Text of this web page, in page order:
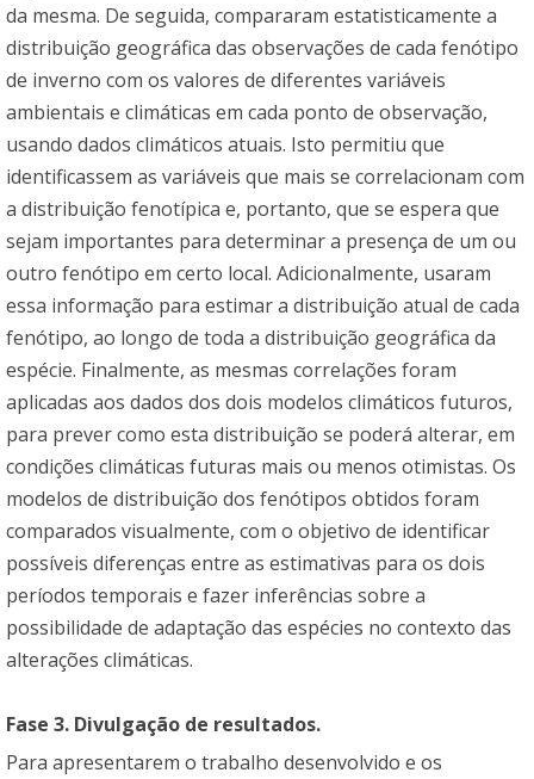
da mesma. De seguida, compararam estatisticamente a
distribuição geográfica das observações de cada fenótipo
de inverno com os valores de diferentes variáveis
ambientais e climáticas em cada ponto de observação,
usando dados climáticos atuais. Isto permitiu que
identificassem as variáveis que mais se correlacionam com
a distribuição fenotípica e, portanto, que se espera que
sejam importantes para determinar a presença de um ou
outro fenótipo em certo local. Adicionalmente, usaram
essa informação para estimar a distribuição atual de cada
fenótipo, ao longo de toda a distribuição geográfica da
espécie. Finalmente, as mesmas correlações foram
aplicadas aos dados dos dois modelos climáticos futuros,
para prever como esta distribuição se poderá alterar, em
condições climáticas futuras mais ou menos otimistas. Os
modelos de distribuição dos fenótipos obtidos foram
comparados visualmente, com o objetivo de identificar
possíveis diferenças entre as estimativas para os dois
períodos temporais e fazer inferências sobre a
possibilidade de adaptação das espécies no contexto das
alterações climáticas.
Fase 3. Divulgação de resultados.
Para apresentarem o trabalho desenvolvido e os